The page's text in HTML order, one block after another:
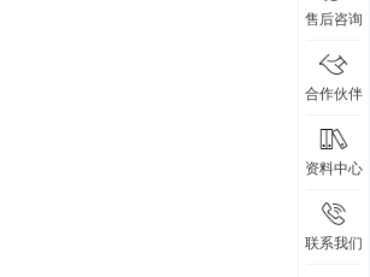
售后咨询
合作伙伴
资料中心
联系我们